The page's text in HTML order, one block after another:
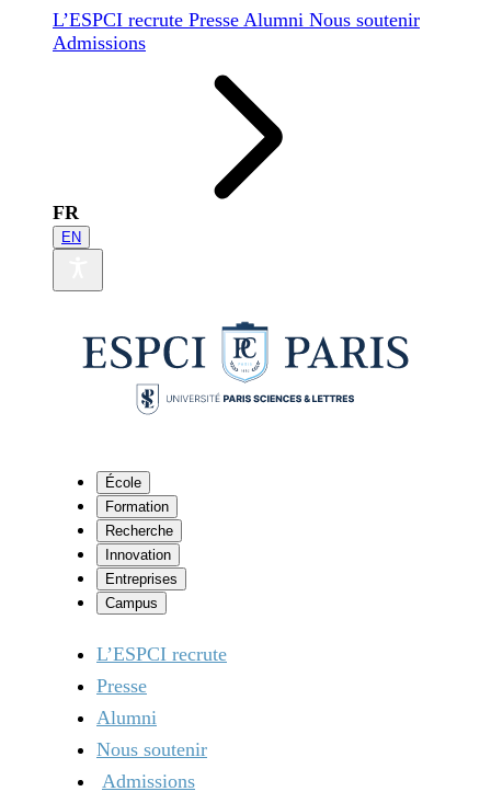
L’ESPCI recrute Presse Alumni Nous soutenir
Admissions
FR
EN
École
Formation
Recherche
Innovation
Entreprises
Campus
L’ESPCI recrute
Presse
Alumni
Nous soutenir
Admissions